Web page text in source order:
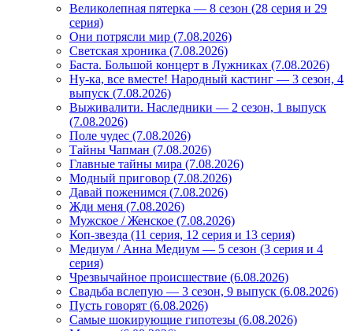
Великолепная пятерка — 8 сезон (28 серия и 29
серия)
Они потрясли мир (7.08.2026)
Светская хроника (7.08.2026)
Баста. Большой концерт в Лужниках (7.08.2026)
Ну-ка, все вместе! Народный кастинг — 3 сезон, 4
выпуск (7.08.2026)
Выживалити. Наследники — 2 сезон, 1 выпуск
(7.08.2026)
Поле чудес (7.08.2026)
Тайны Чапман (7.08.2026)
Главные тайны мира (7.08.2026)
Модный приговор (7.08.2026)
Давай поженимся (7.08.2026)
Жди меня (7.08.2026)
Мужское / Женское (7.08.2026)
Коп-звезда (11 серия, 12 серия и 13 серия)
Медиум / Анна Медиум — 5 сезон (3 серия и 4
серия)
Чрезвычайное происшествие (6.08.2026)
Свадьба вслепую — 3 сезон, 9 выпуск (6.08.2026)
Пусть говорят (6.08.2026)
Самые шокирующие гипотезы (6.08.2026)